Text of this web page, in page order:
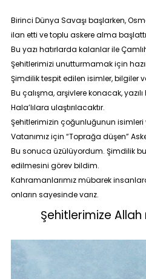
Birinci Dünya Savaşı başlarken,
ilan etti ve toplu askere alma
Bu yazı hatırlarda kalanlar ile
Şehitlerimizi unutturmamak için
Şimdilik tespit edilen isimler, bilgiler
Bu çalışma, arşivlere konacak,
Hala’lılara ulaştırılacaktır.
Şehitlerimizin çoğunluğunun
Vatanımız için “Toprağa düşen”
Bu sonuca üzülüyordum. Şimdilik
edilmesini görev bildim.
Kahramanlarımız mübarek
onların sayesinde varız.
Şehitlerimize